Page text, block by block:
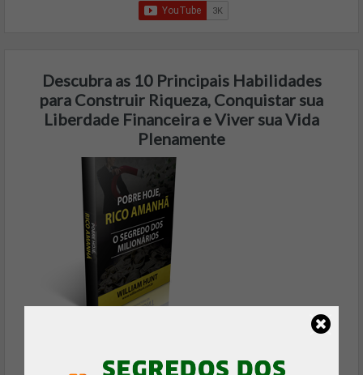
Descubra as 10 Principais Habilidades
para Construir Riqueza, Conquistar sua
Liberdade Financeira e Viver sua Vida
Plenamente